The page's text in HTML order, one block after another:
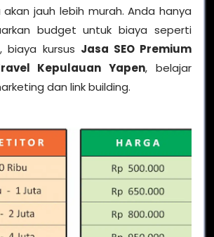
jauh lebih murah. Anda hanya
budget untuk biaya seperti
biaya kursus Jasa SEO Premium
Kepulauan Yapen, belajar
dan link building.